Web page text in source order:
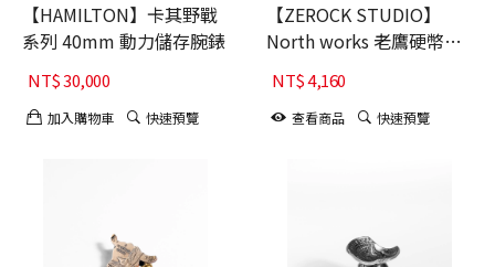
【HAMILTON】卡其野戰
系列 40mm 動力儲存腕錶
NT$30,000
加入購物車 快速預覽
【ZEROCK STUDIO】
North works 老鷹硬幣項
鍊組
NT$4,160
查看商品 快速預覽